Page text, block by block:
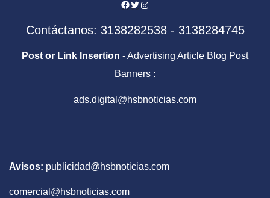
Facebook
Twitter
Instagram
Contáctanos: 3138282538 - 3138284745
Post or Link Insertion - Advertising Article Blog Post
Banners :
ads.digital@hsbnoticias.com
Avisos: publicidad@hsbnoticias.com
comercial@hsbnoticias.com